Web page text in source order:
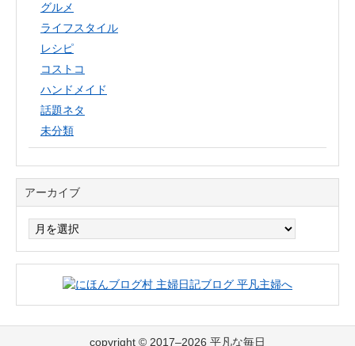
グルメ
ライフスタイル
レシピ
コストコ
ハンドメイド
話題ネタ
未分類
アーカイブ
イ
copyright © 2017–2026 平凡な毎日